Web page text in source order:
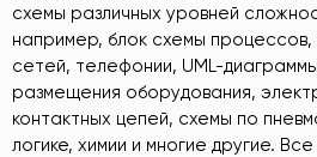
схемы различных уровней
например, блок схемы
сетей, телефонии, UML-
размещения оборудования,
контактных цепей, схемы по
логике, химии и многие другие.